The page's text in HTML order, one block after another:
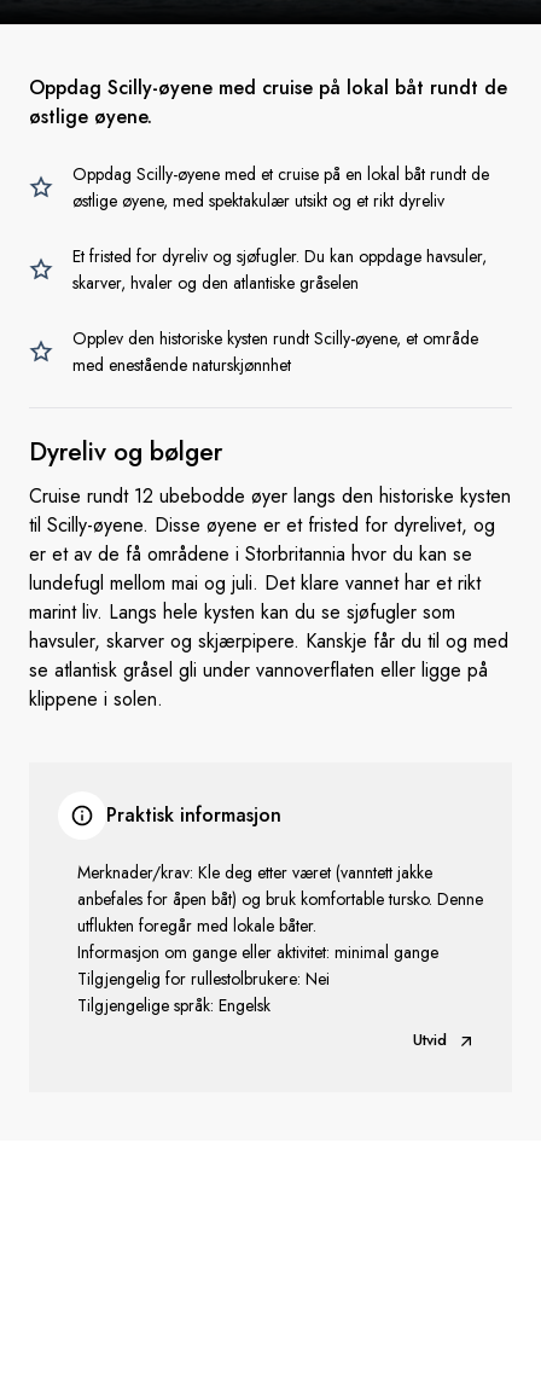
Oppdag Scilly-øyene med cruise på lokal båt rundt de
østlige øyene.
Oppdag Scilly-øyene med et cruise på en lokal båt rundt de
østlige øyene, med spektakulær utsikt og et rikt dyreliv
Et fristed for dyreliv og sjøfugler. Du kan oppdage havsuler,
skarver, hvaler og den atlantiske gråselen
Opplev den historiske kysten rundt Scilly-øyene, et område
med enestående naturskjønnhet
Dyreliv og bølger
Cruise rundt 12 ubebodde øyer langs den historiske kysten
til Scilly-øyene. Disse øyene er et fristed for dyrelivet, og
er et av de få områdene i Storbritannia hvor du kan se
lundefugl mellom mai og juli. Det klare vannet har et rikt
marint liv. Langs hele kysten kan du se sjøfugler som
havsuler, skarver og skjærpipere. Kanskje får du til og med
se atlantisk gråsel gli under vannoverflaten eller ligge på
klippene i solen.
Praktisk informasjon
Merknader/krav: Kle deg etter været (vanntett jakke
anbefales for åpen båt) og bruk komfortable tursko. Denne
utflukten foregår med lokale båter.
Informasjon om gange eller aktivitet: minimal gange
Tilgjengelig for rullestolbrukere: Nei
Tilgjengelige språk: Engelsk
Utvid